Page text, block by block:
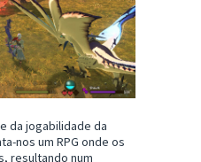
da jogabilidade da
nos um RPG onde os
resultando num